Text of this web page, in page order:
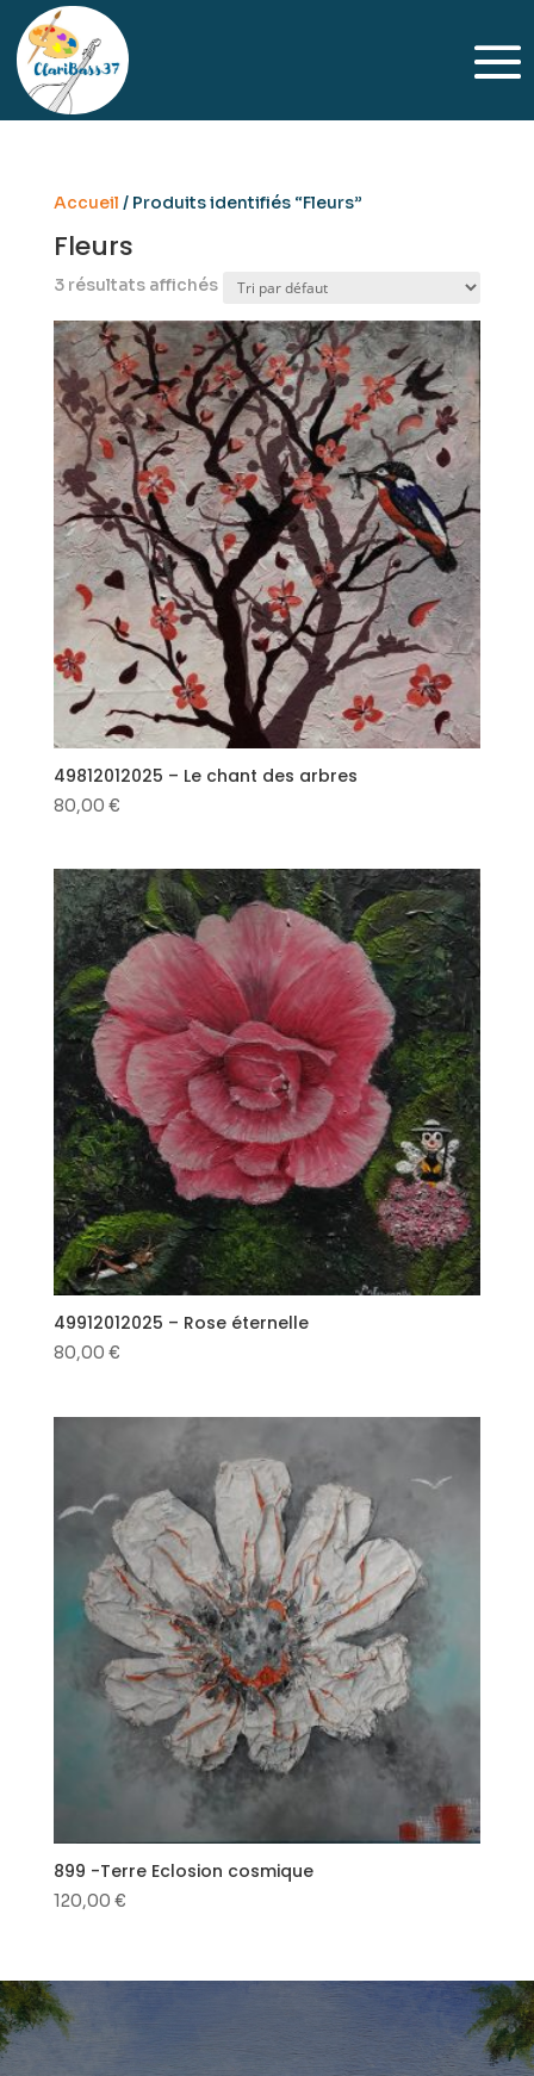
Accueil / Produits identifiés “Fleurs”
Fleurs
3 résultats affichés
49812012025 – Le chant des arbres
80,00 €
49912012025 – Rose éternelle
80,00 €
899 -Terre Eclosion cosmique
120,00 €